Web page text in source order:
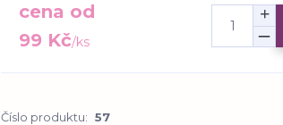
cena od
99 Kč/ks
Číslo produktu: 57